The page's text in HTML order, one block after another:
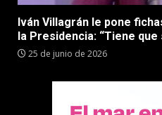
Iván Villagrán le pone
la Presidencia: “Tiene que
25 de junio de 2026